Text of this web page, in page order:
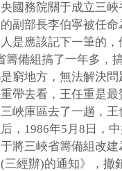
國務院關于成立三峽
副部長李伯寧被任命
是應該記下一筆的，
籌備組搞了一年多，
窮地方，無法解決問
帶去看，王任重是最
峽庫區去了一趟，王
，1986年5月8日，
將三峽省籌備組改建
三經辦)的通知》，撤